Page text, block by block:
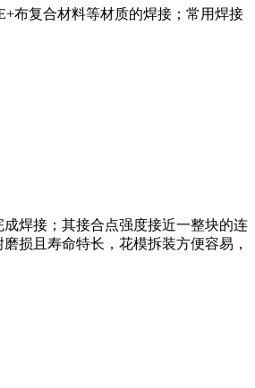
布复合材料等材质的焊接；常用焊接
焊接；其接合点强度接近一整块的连
损且寿命特长，花模拆装方便容易，